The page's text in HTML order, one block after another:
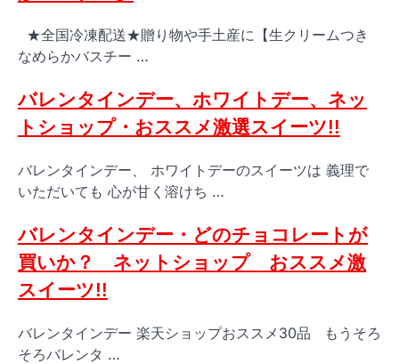
★全国冷凍配送★贈り物や手土産に【生クリームつき
なめらかバスチー …
バレンタインデー、ホワイトデー、ネッ
トショップ・おススメ激選スイーツ!!
バレンタインデー、 ホワイトデーのスイーツは 義理で
いただいても 心が甘く溶けち …
バレンタインデー・どのチョコレートが
買いか？ ネットショップ おススメ激
スイーツ!!
バレンタインデー 楽天ショップおススメ30品 もうそろ
そろバレンタ …